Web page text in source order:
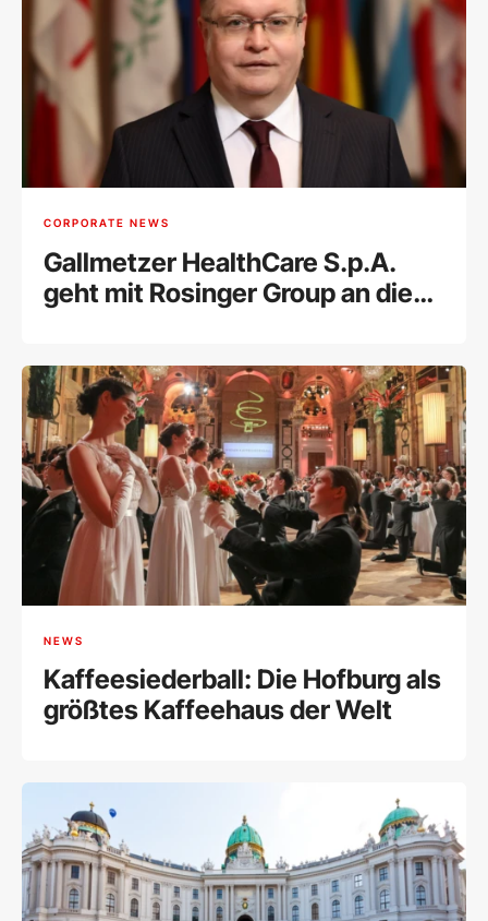
CORPORATE NEWS
Gallmetzer HealthCare S.p.A.
geht mit Rosinger Group an die
NEWS
Kaffeesiederball: Die Hofburg als
größtes Kaffeehaus der Welt